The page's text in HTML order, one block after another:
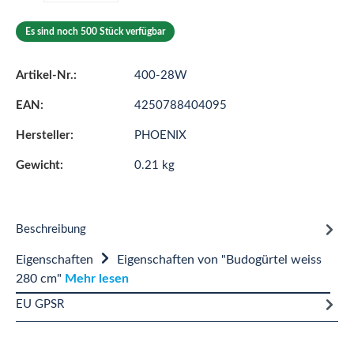
Es sind noch 500 Stück verfügbar
Artikel-Nr.: 400-28W
EAN: 4250788404095
Hersteller: PHOENIX
Gewicht: 0.21 kg
Beschreibung
Eigenschaften
Eigenschaften von "Budogürtel weiss
280 cm" Mehr lesen
EU GPSR